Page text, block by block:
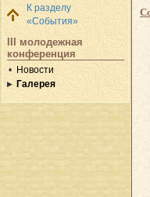
К разделу
«События»
III молодежная
конференция
Новости
Галерея